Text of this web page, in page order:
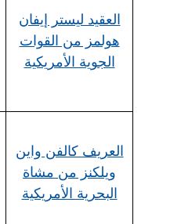
العقيد ليستر إيفان
هولمز من القوات
الجوية الأمريكية
العريف كالفن واين
ويلكنز من مشاة
البحرية الأمريكية